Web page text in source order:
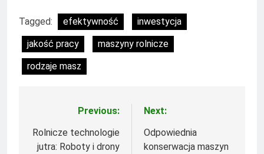
Tagged: efektywność
inwestycja
jakość pracy
maszyny rolnicze
rodzaje masz
Nawigacja
wpisu
Previous:
Rolnicze technologie
jutra: Roboty i drony
Next:
Odpowiednia
konserwacja maszyn